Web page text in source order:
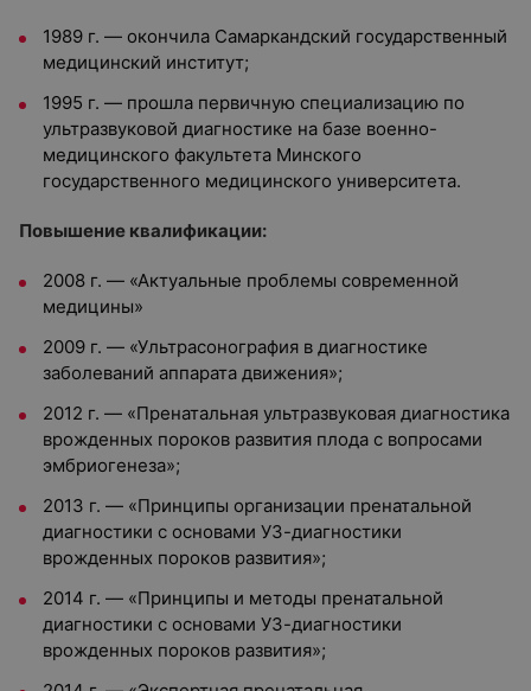
1989 г. — окончила Самаркандский государственный
медицинский институт;
1995 г. — прошла первичную специализацию по
ультразвуковой диагностике на базе военно-
медицинского факультета Минского
государственного медицинского университета.
Повышение квалификации:
2008 г. — «Актуальные проблемы современной
медицины»
2009 г. — «Ультрасонография в диагностике
заболеваний аппарата движения»;
2012 г. — «Пренатальная ультразвуковая диагностика
врожденных пороков развития плода с вопросами
эмбриогенеза»;
2013 г. — «Принципы организации пренатальной
диагностики с основами УЗ-диагностики
врожденных пороков развития»;
2014 г. — «Принципы и методы пренатальной
диагностики с основами УЗ-диагностики
врожденных пороков развития»;